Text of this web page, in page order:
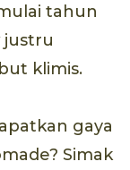
tahun
justru
klimis.
gaya
Simak